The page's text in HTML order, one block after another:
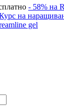
- 58% на
на
gel